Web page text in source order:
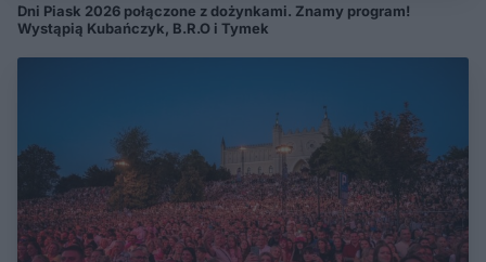
Dni Piask 2026 połączone z dożynkami. Znamy program!
Wystąpią Kubańczyk, B.R.O i Tymek